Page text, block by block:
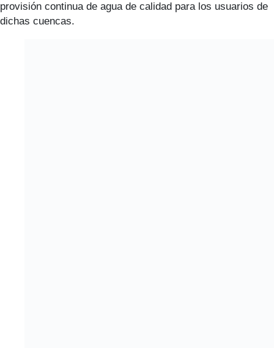
provisión continua de agua de calidad para los usuarios de
dichas cuencas.